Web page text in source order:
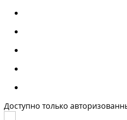
Доступно только